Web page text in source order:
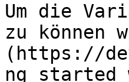
Um die
zu können
(https://